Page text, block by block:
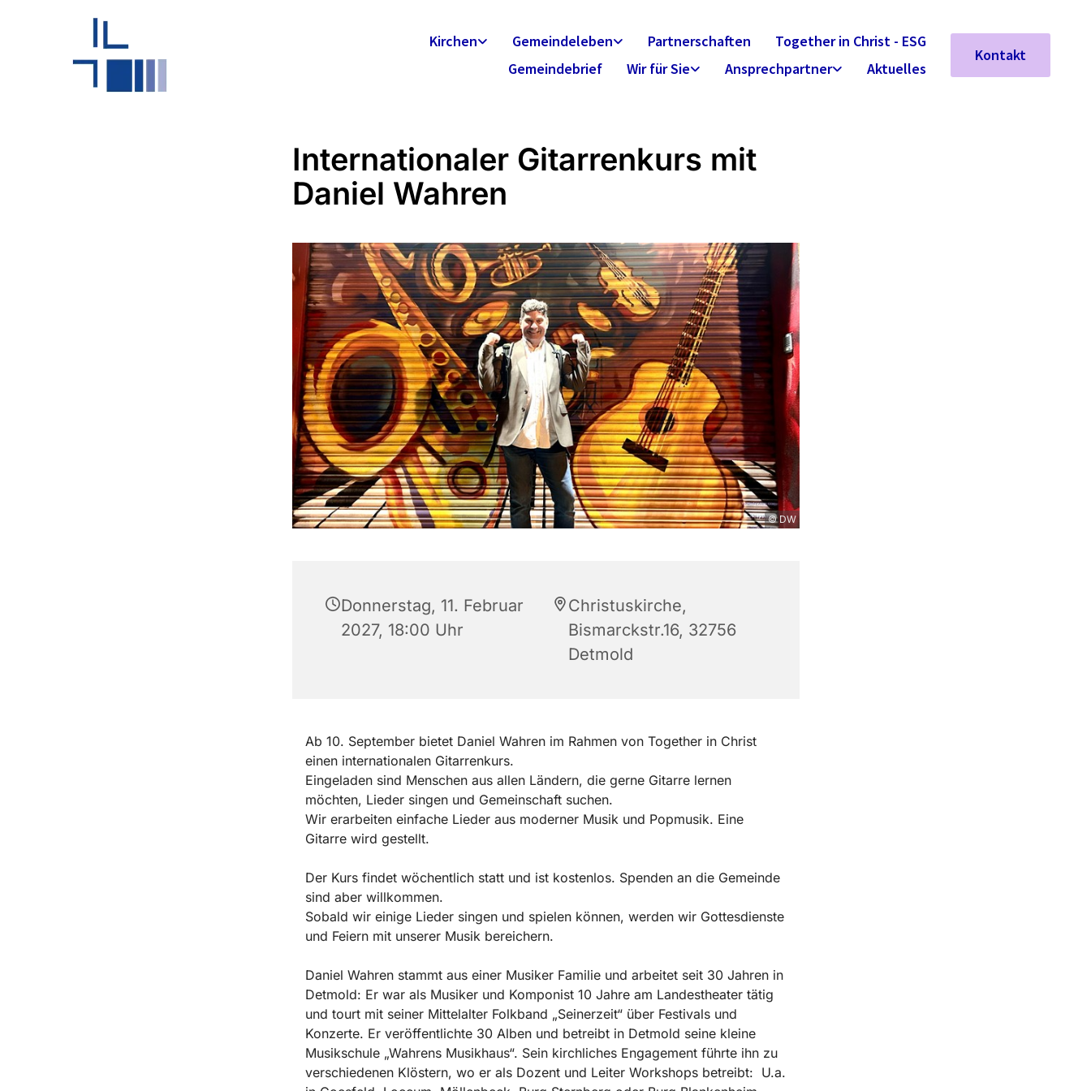
Kirchen Gemeindeleben Partnerschaften
Together in Christ - ESG
Gemeindebrief
Wir für Sie Ansprechpartner Aktuelles
Kontakt
Internationaler Gitarrenkurs mit
Daniel Wahren
© DW
Donnerstag, 11. Februar
2027, 18:00 Uhr
Christuskirche,
Bismarckstr.16, 32756
Detmold
Ab 10. September bietet Daniel Wahren im Rahmen von Together in Christ
einen internationalen Gitarrenkurs.
Eingeladen sind Menschen aus allen Ländern, die gerne Gitarre lernen
möchten, Lieder singen und Gemeinschaft suchen.
Wir erarbeiten einfache Lieder aus moderner Musik und Popmusik. Eine
Gitarre wird gestellt.
Der Kurs findet wöchentlich statt und ist kostenlos. Spenden an die Gemeinde
sind aber willkommen.
Sobald wir einige Lieder singen und spielen können, werden wir Gottesdienste
und Feiern mit unserer Musik bereichern.
Daniel Wahren stammt aus einer Musiker Familie und arbeitet seit 30 Jahren in
Detmold: Er war als Musiker und Komponist 10 Jahre am Landestheater tätig
und tourt mit seiner Mittelalter Folkband „Seinerzeit“ über Festivals und
Konzerte. Er veröffentlichte 30 Alben und betreibt in Detmold seine kleine
Musikschule „Wahrens Musikhaus“. Sein kirchliches Engagement führte ihn zu
verschiedenen Klöstern, wo er als Dozent und Leiter Workshops betreibt: U.a.